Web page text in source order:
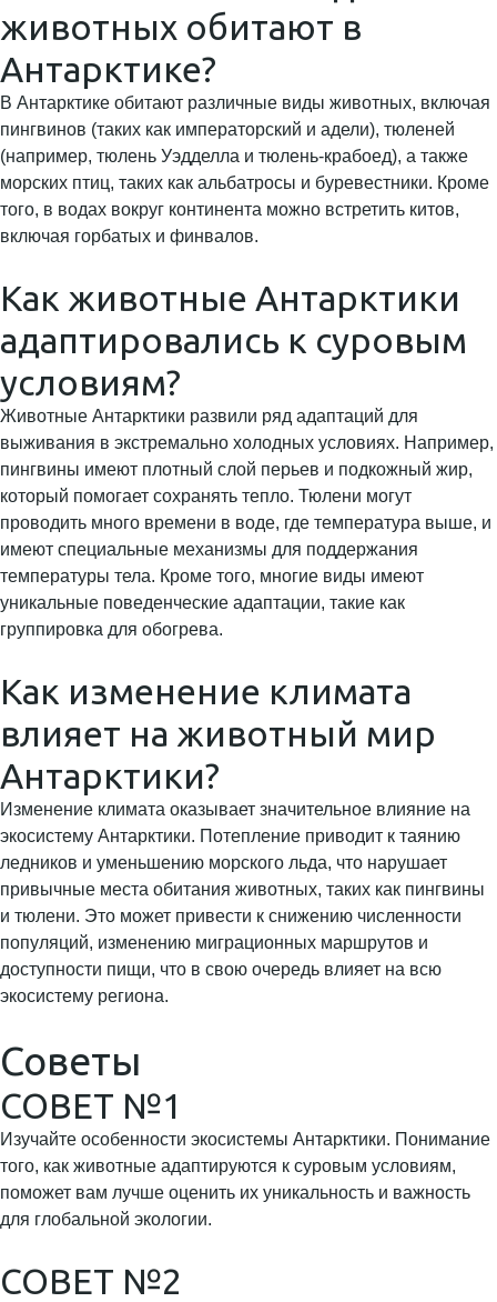
животных обитают в
Антарктике?
В Антарктике обитают различные виды животных, включая
пингвинов (таких как императорский и адели), тюленей
(например, тюлень Уэдделла и тюлень-крабоед), а также
морских птиц, таких как альбатросы и буревестники. Кроме
того, в водах вокруг континента можно встретить китов,
включая горбатых и финвалов.
Как животные Антарктики
адаптировались к суровым
условиям?
Животные Антарктики развили ряд адаптаций для
выживания в экстремально холодных условиях. Например,
пингвины имеют плотный слой перьев и подкожный жир,
который помогает сохранять тепло. Тюлени могут
проводить много времени в воде, где температура выше, и
имеют специальные механизмы для поддержания
температуры тела. Кроме того, многие виды имеют
уникальные поведенческие адаптации, такие как
группировка для обогрева.
Как изменение климата
влияет на животный мир
Антарктики?
Изменение климата оказывает значительное влияние на
экосистему Антарктики. Потепление приводит к таянию
ледников и уменьшению морского льда, что нарушает
привычные места обитания животных, таких как пингвины
и тюлени. Это может привести к снижению численности
популяций, изменению миграционных маршрутов и
доступности пищи, что в свою очередь влияет на всю
экосистему региона.
Советы
СОВЕТ №1
Изучайте особенности экосистемы Антарктики. Понимание
того, как животные адаптируются к суровым условиям,
поможет вам лучше оценить их уникальность и важность
для глобальной экологии.
СОВЕТ №2